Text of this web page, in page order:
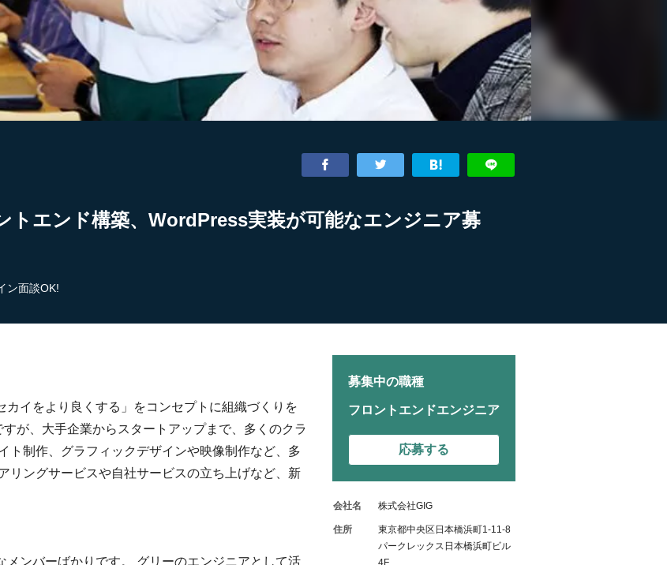
トエンド構築、WordPress実装が可能なエンジニア募
ン面談OK!
イをより良くする」をコンセプトに組織づくりを
が、大手企業からスタートアップまで、多くのクラ
ト制作、グラフィックデザインや映像制作など、多
リングサービスや自社サービスの立ち上げなど、新
ンバーばかりです。 グリーのエンジニアとして活
募集中の職種
フロントエンドエンジニア
応募する
会社名 株式会社GIG
住所
東京都中央区日本橋浜町1-11-8
パークレックス日本橋浜町ビル
4F